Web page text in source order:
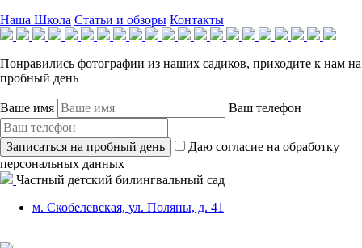
Наша Школа Статьи и обзоры Контакты
Понравились фотографии из наших садиков, приходите к нам на
пробный день
Ваше имя Ваш телефон
Записаться на пробный день
Даю согласие на обработку
персональных данных
Частный детский билингвальный сад
м. Скобелевская, ул. Поляны, д. 41